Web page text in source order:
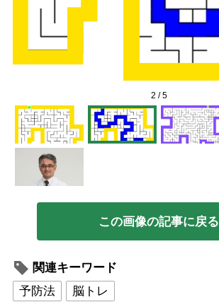
2 /5
この画像の記事に戻る
関連キーワード
予防法
脳トレ